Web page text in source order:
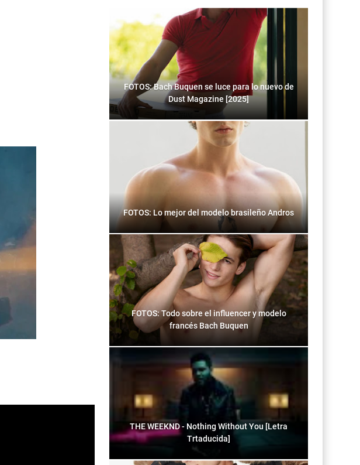
FOTOS: Bach Buquen se luce para lo nuevo de
Dust Magazine [2025]
FOTOS: Lo mejor del modelo brasileño Andros
FOTOS: Todo sobre el influencer y modelo
francés Bach Buquen
THE WEEKND - Nothing Without You [Letra
Trtaducida]